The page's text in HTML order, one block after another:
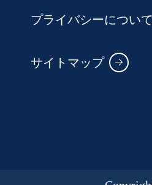
プライバシーについて
サイトマップ